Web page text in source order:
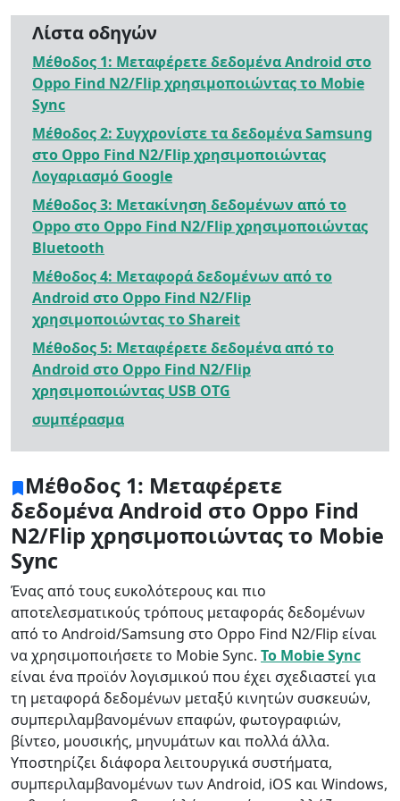
Λίστα οδηγών
Μέθοδος 1: Μεταφέρετε δεδομένα Android στο
Oppo Find N2/Flip χρησιμοποιώντας το Mobie
Sync
Μέθοδος 2: Συγχρονίστε τα δεδομένα Samsung
στο Oppo Find N2/Flip χρησιμοποιώντας
Λογαριασμό Google
Μέθοδος 3: Μετακίνηση δεδομένων από το
Oppo στο Oppo Find N2/Flip χρησιμοποιώντας
Bluetooth
Μέθοδος 4: Μεταφορά δεδομένων από το
Android στο Oppo Find N2/Flip
χρησιμοποιώντας το Shareit
Μέθοδος 5: Μεταφέρετε δεδομένα από το
Android στο Oppo Find N2/Flip
χρησιμοποιώντας USB OTG
συμπέρασμα
Μέθοδος 1: Μεταφέρετε
δεδομένα Android στο Oppo Find
N2/Flip χρησιμοποιώντας το Mobie
Sync
Ένας από τους ευκολότερους και πιο
αποτελεσματικούς τρόπους μεταφοράς δεδομένων
από το Android/Samsung στο Oppo Find N2/Flip είναι
να χρησιμοποιήσετε το Mobie Sync. Το Mobie Sync
είναι ένα προϊόν λογισμικού που έχει σχεδιαστεί για
τη μεταφορά δεδομένων μεταξύ κινητών συσκευών,
συμπεριλαμβανομένων επαφών, φωτογραφιών,
βίντεο, μουσικής, μηνυμάτων και πολλά άλλα.
Υποστηρίζει διάφορα λειτουργικά συστήματα,
συμπεριλαμβανομένων των Android, iOS και Windows,